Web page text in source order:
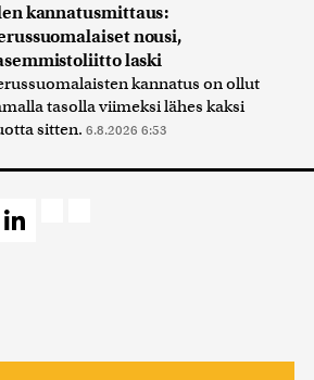
kannatusmittaus:
nousi,
laski
kannatus on ollut
tasolla viimeksi lähes kaksi
sitten. 6.8.2026 6:53